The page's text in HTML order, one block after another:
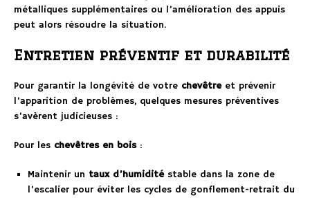
métalliques supplémentaires ou l’amélioration des appuis
peut alors résoudre la situation.
Entretien préventif et durabilité
Pour garantir la longévité de votre chevêtreet prévenir
l’apparition de problèmes, quelques mesures préventives
s’avèrent judicieuses :
Pour les chevêtres en bois:
Maintenir un taux d’humiditéstable dans la zone de
l’escalier pour éviter les cycles de gonflement-retrait du